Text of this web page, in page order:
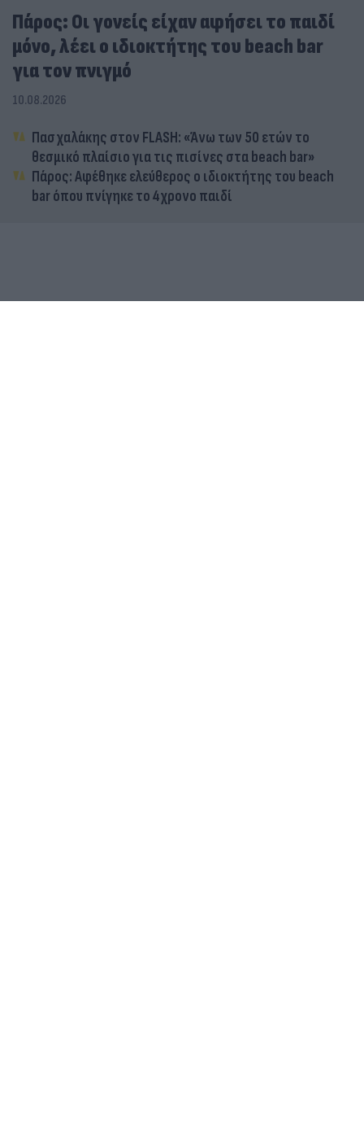
Πάρος: Οι γονείς είχαν αφήσει το παιδί
μόνο, λέει ο ιδιοκτήτης του beach bar
για τον πνιγμό
10.08.2026
Πασχαλάκης στον FLASH: «Άνω των 50 ετών το
θεσμικό πλαίσιο για τις πισίνες στα beach bar»
Πάρος: Αφέθηκε ελεύθερος ο ιδιοκτήτης του beach
bar όπου πνίγηκε το 4χρονο παιδί